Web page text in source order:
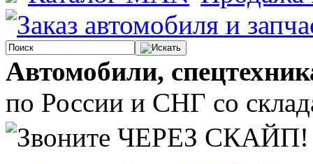
Автомобили,
по России и СНГ со